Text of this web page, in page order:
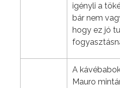
igényli a
bár nem
hogy ez jó
A
Mauro